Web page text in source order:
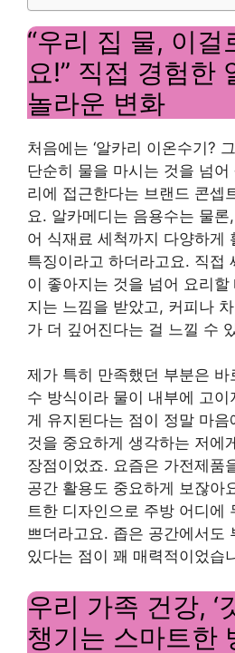
“우리 집 물, 이걸
요!” 직접 경험한
놀라운 변화
처음에는 ‘알카리 이온수기?
단순히 물을 마시는 것을 넘
리에 접근한다는 브랜드 콘셉
요. 알카메디는 음용수는 물
어 식재료 세척까지 다양하게
특징이라고 하더라고요. 직접
이 좋아지는 것을 넘어 요리
지는 느낌을 받았고, 커피나
가 더 깊어진다는 걸 느낄 수
제가 특히 만족했던 부분은 바
수 방식이라 물이 내부에 고
게 유지된다는 점이 정말 마
것을 중요하게 생각하는 저에
장점이었죠. 요즘은 가전제품
공간 활용도 중요하게 보잖아
트한 디자인으로 주방 어디에
쁘더라고요. 좁은 공간에서도
있다는 점이 꽤 매력적이었습
우리 가족 건강, ‘
챙기는 스마트한